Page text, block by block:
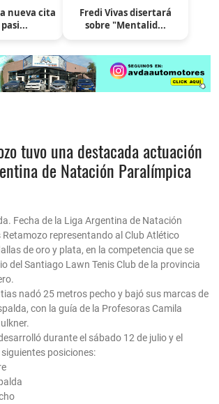
nueva cita
Fredi Vivas disertará
sobre "Mentalid...
tuvo una destacada actuación
de Natación Paralímpica
Fecha de la Liga Argentina de Natación
representando al Club Atlético
de oro y plata, en la competencia que se
del Santiago Lawn Tenis Club de la provincia
nadó 25 metros pecho y bajó sus marcas de
con la guía de la Profesoras Camila
durante el sábado 12 de julio y el
posiciones: